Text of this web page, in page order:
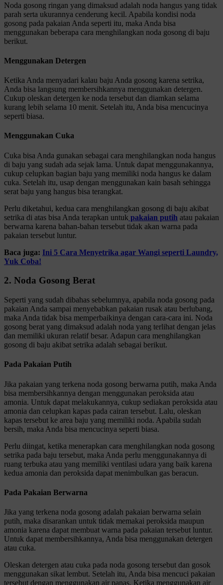
Noda gosong ringan yang dimaksud adalah noda hangus yang tidak
parah serta ukurannya cenderung kecil. Apabila kondisi noda
gosong pada pakaian Anda seperti itu, maka Anda bisa
menggunakan beberapa cara menghilangkan noda gosong di baju
berikut.
Menggunakan Detergen
Ketika Anda menyadari kalau baju Anda gosong karena setrika,
Anda bisa langsung membersihkannya menggunakan detergen.
Cukup oleskan detergen ke noda tersebut dan diamkan selama
kurang lebih selama 10 menit. Setelah itu, Anda bisa mencucinya
seperti biasa.
Menggunakan Cuka
Cuka bisa Anda gunakan sebagai cara menghilangkan noda hangus
di baju yang sudah ada sejak lama. Untuk dapat menggunakannya,
cukup celupkan bagian baju yang memiliki noda hangus ke dalam
cuka. Setelah itu, usap dengan menggunakan kain basah sehingga
serat baju yang hangus bisa terangkat.
Perlu diketahui, kedua cara menghilangkan gosong di baju akibat
setrika di atas bisa Anda terapkan untuk pakaian putih atau pakaian
berwarna karena bahan-bahan tersebut tidak akan warna pada
pakaian tersebut luntur.
Baca juga: Ini 5 Cara Menyetrika agar Wangi seperti Laundry,
Yuk Coba!
2. Noda Gosong Berat
Seperti yang sudah dibahas sebelumnya, apabila noda gosong pada
pakaian Anda sampai menyebabkan pakaian rusak atau berlubang,
maka Anda tidak bisa memperbaikinya dengan cara-cara ini. Noda
gosong berat yang dimaksud adalah noda yang terlihat dengan jelas
dan memiliki ukuran relatif besar. Adapun cara menghilangkan
gosong di baju akibat setrika adalah sebagai berikut.
Pada Pakaian Putih
Jika pakaian yang terkena noda gosong berwarna putih, maka Anda
bisa membersihkannya dengan menggunakan peroksida atau
amonia. Untuk dapat melakukannya, cukup sediakan peroksida atau
amonia dan celupkan kapas pada cairan tersebut. Lalu, oleskan
kapas tersebut ke area baju yang memiliki noda. Apabila sudah
bersih, maka Anda bisa mencucinya seperti biasa.
Perlu diingat, ketika menerapkan cara menghilangkan noda gosong
setrika pada baju tersebut, maka Anda perlu menggunakannya di
ruang terbuka atau yang memiliki ventilasi udara yang baik karena
kedua amonia dan peroksida dapat menimbulkan gas beracun.
Pada Pakaian Berwarna
Jika yang terkena noda gosong adalah pakaian berwarna selain
putih, maka disarankan untuk tidak memakai peroksida maupun
amonia karena dapat membuat warna pada pakaian tersebut luntur.
Untuk dapat membersihkannya, Anda bisa menggunakan detergen
atau cuka.
Oleskan detergen atau cuka pada noda gosong tersebut dan gosok
menggunakan sikat lembut. Setelah itu, Anda bisa mencuci pakaian
tersebut dengan menggunakan air panas. Ketika menggunakan air